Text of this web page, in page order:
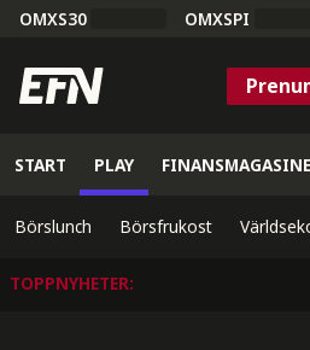
OMXS30 OMXSPI
START PLAY
Börslunch Börsfrukost
TOPPNYHETER: